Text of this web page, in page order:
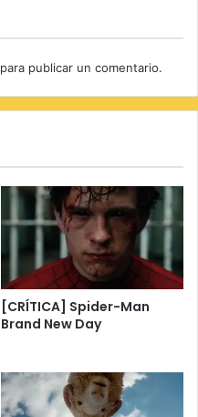
para publicar un comentario.
[CRÍTICA] Spider-Man
Brand New Day